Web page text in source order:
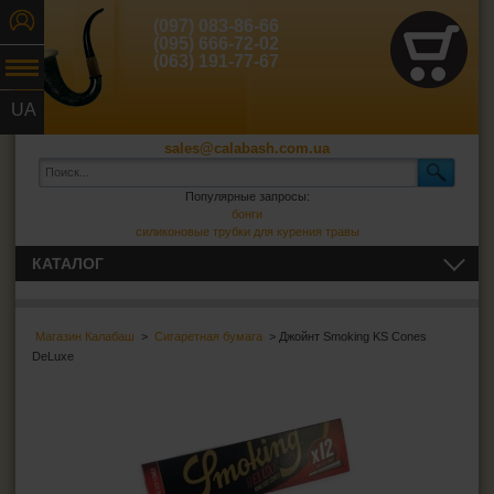
UA
(097) 083-86-66
(095) 666-72-02
(063) 191-77-67
sales@calabash.com.ua
Популярные запросы:
бонги
силиконовые трубки для курения травы
Магазин Калабаш > Сигаретная бумага
> Джойнт Smoking KS Cones
DeLuxe
КАТАЛОГ